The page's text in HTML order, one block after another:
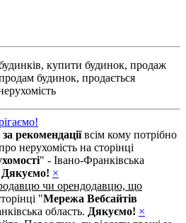
купити будинок, продаж
будинок, продається
за рекомендаціївсім кому потрібно
нерухомість на сторінці
" - Івано-Франківська
Дякуємо! ×
чи орендодавцю, що
"Мережа Вебсайтів
область. Дякуємо! ×